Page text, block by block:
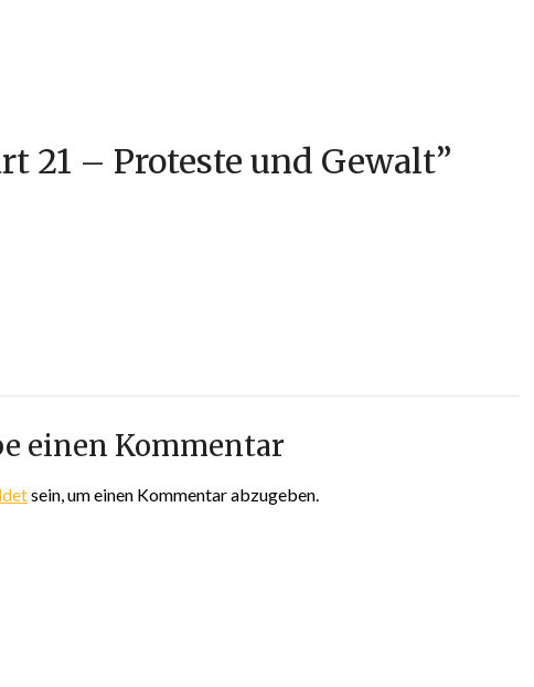
21 – Proteste und Gewalt”
einen Kommentar
sein, um einen Kommentar abzugeben.